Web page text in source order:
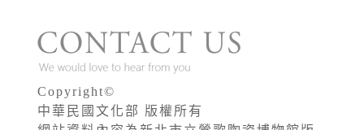
Copyright©
中華民國文化部 版權所有